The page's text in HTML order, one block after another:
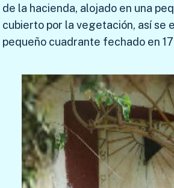
de la hacienda, alojado en una
cubierto por la vegetación, así se
pequeño cuadrante fechado en